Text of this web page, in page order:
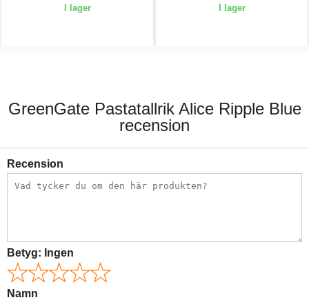
I lager I lager
GreenGate Pastatallrik Alice Ripple Blue
recension
Recension
Betyg: Ingen
Namn